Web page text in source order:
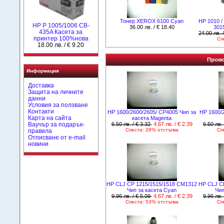
HP P 1005/1006 CB-
435A Касета за
принтер 100%нова
18.00 лв. / € 9.20
Информация
Доставка
Защита на личните
данни
Условия за ползване
Контакти
Карта на сайта
Ваучър за подарък-
правила
Отписване от e-mail
новини
Тонер XEROX 6100 Cyan
36.00 лв. / € 18.40
НР 1010 /
24.00 лв.
HP 1600/2600/2605/ CP4005 Чип за
касета Magenta
6.50 лв. / € 3.32 4.67 лв. / € 2.39
Спести: 28% отстъпка
HP 1600/
6.50
HP CLJ CP 1215/1515/1518 CM1312
Чип за касета Cyan
9.96 лв. / € 5.09 4.67 лв. / € 2.39
Спести: 53% отстъпка
HP CLJ
9.96